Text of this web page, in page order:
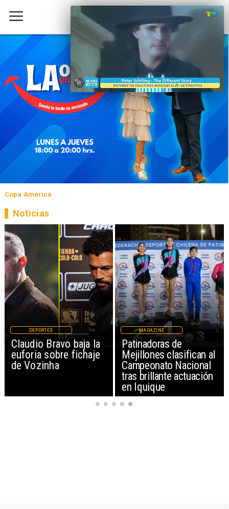
Copa América
Claudio Bravo baja la
euforia sobre fichaje
de Vozinha
DEPORTES
Patinadoras de
Mejillones clasifican al
Campeonato Nacional
tras brillante actuación
en Iquique
MAGAZINE
Noticias